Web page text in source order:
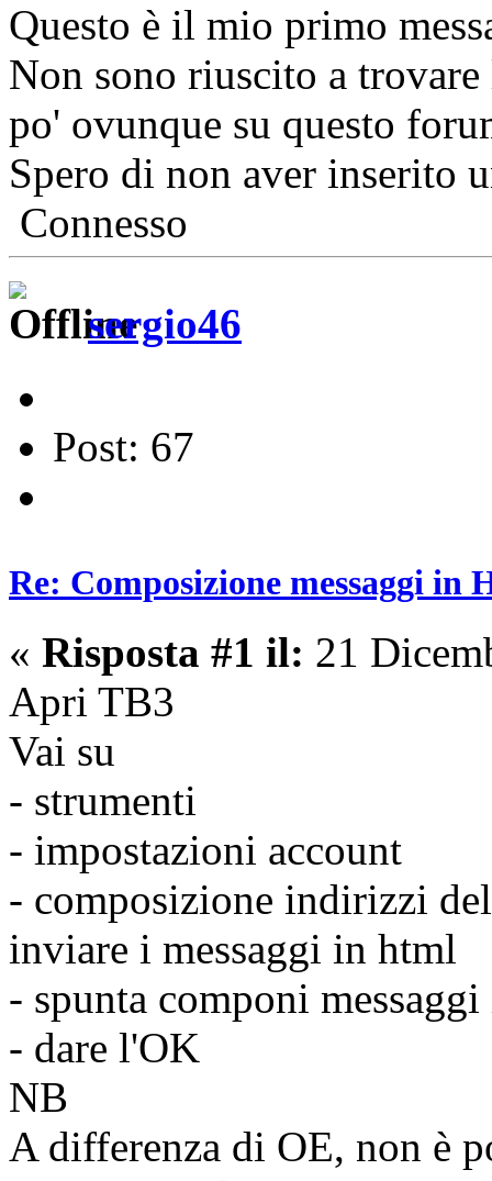
Questo è il mio primo
Non sono riuscito a
po' ovunque su questo
Spero di non aver inserito
Connesso
sergio46
Post: 67
Re: Composizione messaggi in
« Risposta #1 il: 21
Apri TB3
Vai su
- strumenti
- impostazioni account
- composizione indirizzi
inviare i messaggi in html
- spunta componi
- dare l'OK
NB
A differenza di OE, non è